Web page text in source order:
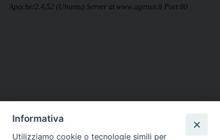
DIOCESI SUBURBICARIA DI ALBANO
Informativa
Utilizziamo cookie o tecnologie simili per